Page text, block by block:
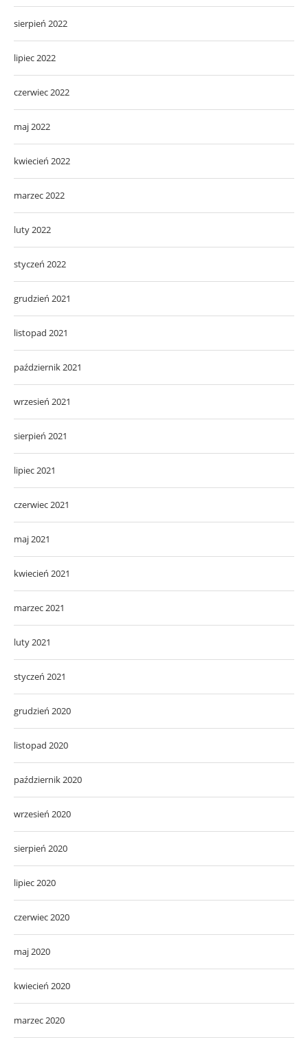
czerwiec 2022
maj 2022
kwiecień 2022
marzec 2022
luty 2022
styczeń 2022
grudzień 2021
listopad 2021
październik 2021
wrzesień 2021
sierpień 2021
lipiec 2021
czerwiec 2021
maj 2021
kwiecień 2021
marzec 2021
luty 2021
styczeń 2021
grudzień 2020
listopad 2020
październik 2020
wrzesień 2020
sierpień 2020
lipiec 2020
czerwiec 2020
maj 2020
kwiecień 2020
marzec 2020
luty 2020
styczeń 2020